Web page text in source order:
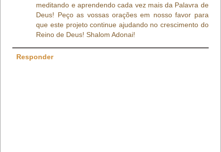
meditando e aprendendo cada vez mais da Palavra de
Deus! Peço as vossas orações em nosso favor para
que este projeto continue ajudando no crescimento do
Reino de Deus! Shalom Adonai!
Responder